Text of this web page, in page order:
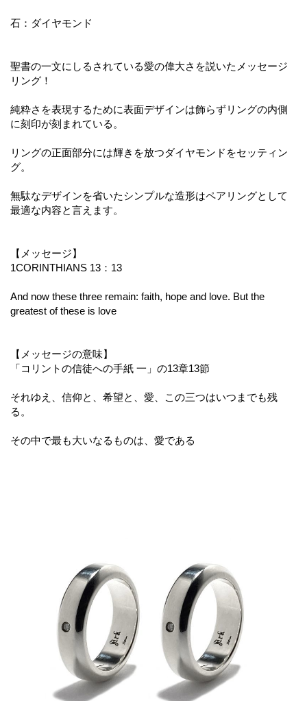
石：ダイヤモンド
聖書の一文にしるされている愛の偉大さを説いたメッセージ
リング！
純粋さを表現するために表面デザインは飾らずリングの内側
に刻印が刻まれている。
リングの正面部分には輝きを放つダイヤモンドをセッティン
グ。
無駄なデザインを省いたシンプルな造形はペアリングとして
最適な内容と言えます。
【メッセージ】
1CORINTHIANS 13：13
And now these three remain: faith, hope and love. But the
greatest of these is love
【メッセージの意味】
「コリントの信徒への手紙 一」の13章13節
それゆえ、信仰と、希望と、愛、この三つはいつまでも残
る。
その中で最も大いなるものは、愛である